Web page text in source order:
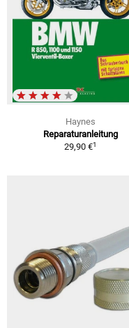
Haynes
Reparaturanleitung
29,90 €1